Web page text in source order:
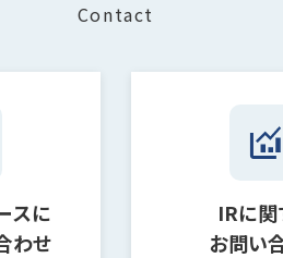
Contact
スに
わせ
IRに関
お問い